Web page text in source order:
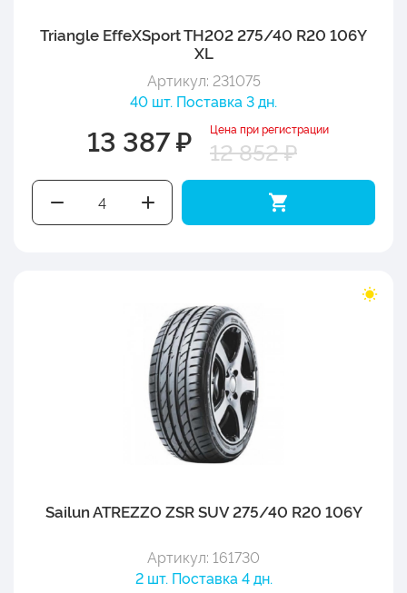
Triangle EffeXSport TH202 275/40 R20 106Y
XL
Артикул: 231075
40 шт. Поставка 3 дн.
13 387 ₽ Цена при регистрации
12 852 ₽
Sailun ATREZZO ZSR SUV 275/40 R20 106Y
Артикул: 161730
2 шт. Поставка 4 дн.